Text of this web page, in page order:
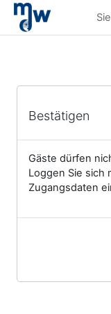
Zum Hauptinhalt
Bestätigen
Gäste dürfen
Loggen Sie sich
Zugangsdaten